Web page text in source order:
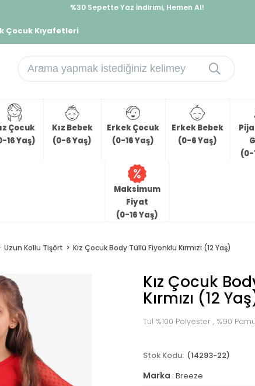
%30 Sepette Yaz İndirimi, Hemen Al!
Çocuk Kıyafetleri
Çocuk
16 Yaş)
Kız Bebek
(0-6 Yaş)
Erkek Çocuk
(0-16 Yaş)
Erkek Bebek
(0-6 Yaş)
(0-
Maksimum
Fiyat
(0-16 Yaş)
Uzun Kollu Tişört Kız Çocuk Body Tüllü Fiyonklu Kırmızı (12 Yaş)
Kız Çocuk
Kırmızı (12
Tül %100 Polyester , %90
(14293-22)
Marka : Breeze